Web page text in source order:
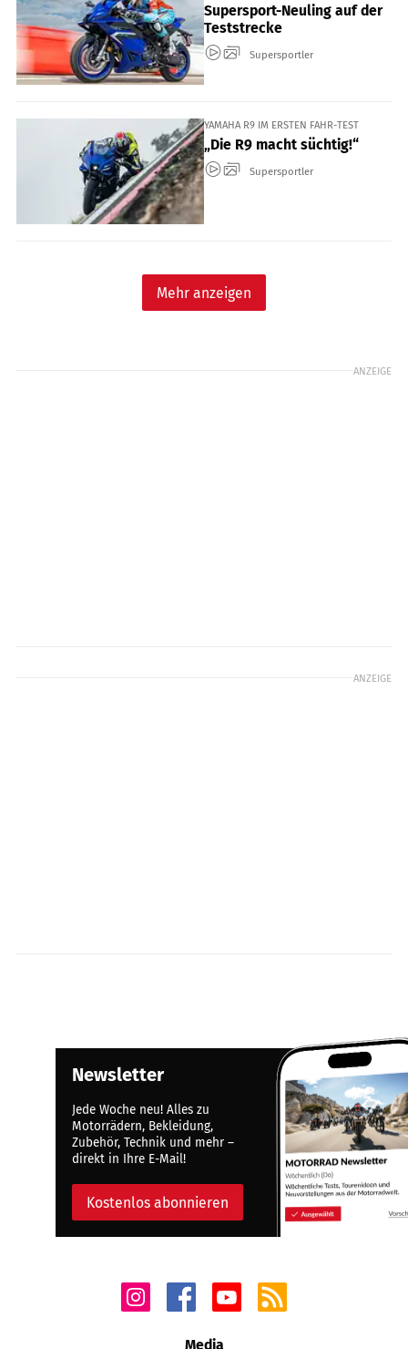
Supersport-Neuling auf der
Teststrecke
Supersportler
YAMAHA R9 IM ERSTEN FAHR-TEST
„Die R9 macht süchtig!“
Supersportler
Mehr anzeigen
ANZEIGE
ANZEIGE
Newsletter
Jede Woche neu! Alles zu
Motorrädern, Bekleidung,
Zubehör, Technik und mehr –
direkt in Ihre E-Mail!
Kostenlos abonnieren
Media